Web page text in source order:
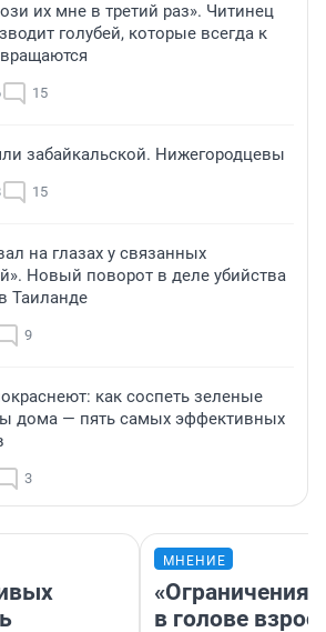
их мне в третий раз». Читинец
голубей, которые всегда к
15
забайкальской. Нижегородцевы
15
на глазах у связанных
Новый поворот в деле убийства
Таиланде
9
как соспеть зеленые
дома — пять самых эффективных
3
МНЕНИЕ
«Ограничения
в голове